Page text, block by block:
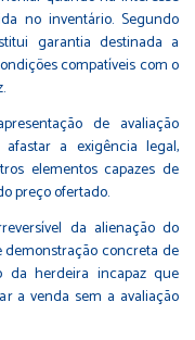
no inventário. Segundo
garantia destinada a
compatíveis com o
de avaliação
a exigência legal,
elementos capazes de
preço ofertado.
da alienação do
demonstração concreta de
da herdeira incapaz que
a venda sem a avaliação